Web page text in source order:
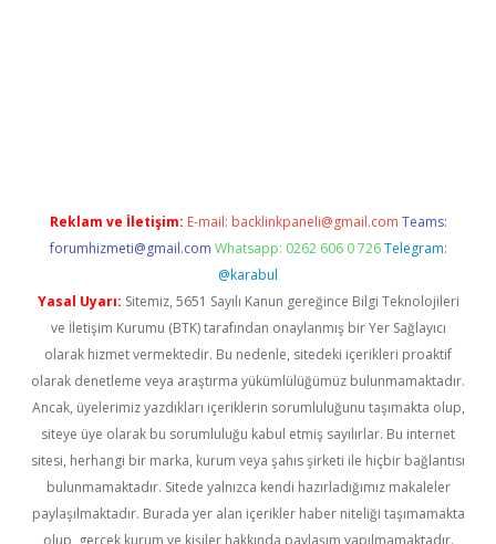
Reklam ve İletişim: E-mail: backlinkpaneli@gmail.com Teams:
forumhizmeti@gmail.com Whatsapp: 0262 606 0 726 Telegram:
@karabul
Yasal Uyarı: Sitemiz, 5651 Sayılı Kanun gereğince Bilgi Teknolojileri
ve İletişim Kurumu (BTK) tarafından onaylanmış bir Yer Sağlayıcı
olarak hizmet vermektedir. Bu nedenle, sitedeki içerikleri proaktif
olarak denetleme veya araştırma yükümlülüğümüz bulunmamaktadır.
Ancak, üyelerimiz yazdıkları içeriklerin sorumluluğunu taşımakta olup,
siteye üye olarak bu sorumluluğu kabul etmiş sayılırlar. Bu internet
sitesi, herhangi bir marka, kurum veya şahıs şirketi ile hiçbir bağlantısı
bulunmamaktadır. Sitede yalnızca kendi hazırladığımız makaleler
paylaşılmaktadır. Burada yer alan içerikler haber niteliği taşımamakta
olup, gerçek kurum ve kişiler hakkında paylaşım yapılmamaktadır.